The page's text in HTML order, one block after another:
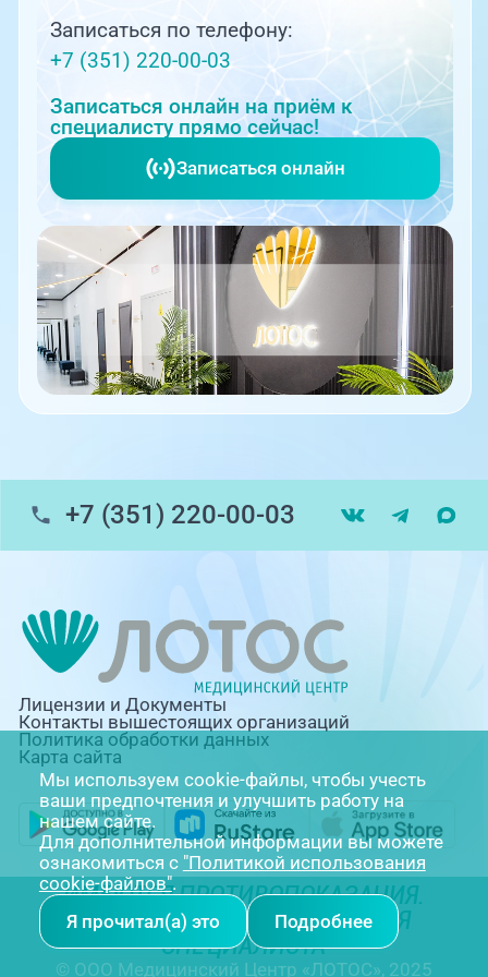
РМАНПО Минздрава России по
специальности "Травматология и
ортопедия", действующая до
Записаться по телефону:
+7 (351) 220-00-03
Записаться онлайн на приём к
специалисту прямо сейчас!
Записаться онлайн
+7 (351) 220-00-03
Лицензии и Документы
Контакты вышестоящих организаций
Политика обработки данных
Карта сайта
ИМЕЮТСЯ ПРОТИВОПОКАЗАНИЯ.
НЕОБХОДИМА КОНСУЛЬТАЦИЯ
СПЕЦИАЛИСТА
© ООО Медицинский Центр «ЛОТОС», 2025
Мы используем cookie-файлы, чтобы учесть
ваши предпочтения и улучшить работу на
нашем сайте.
Для дополнительной информации вы можете
ознакомиться с "Политикой использования
cookie-файлов".
Я прочитал(а) это
Подробнее